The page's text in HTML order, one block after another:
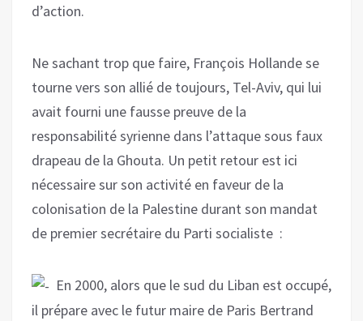
d’action.
Ne sachant trop que faire, François Hollande se
tourne vers son allié de toujours, Tel-Aviv, qui lui
avait fourni une fausse preuve de la
responsabilité syrienne dans l’attaque sous faux
drapeau de la Ghouta. Un petit retour est ici
nécessaire sur son activité en faveur de la
colonisation de la Palestine durant son mandat
de premier secrétaire du Parti socialiste :
En 2000, alors que le sud du Liban est occupé,
il prépare avec le futur maire de Paris Bertrand